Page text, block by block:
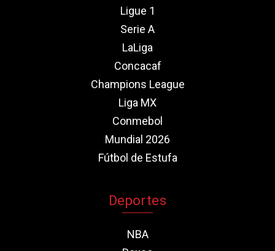
Ligue 1
Serie A
LaLiga
Concacaf
Champions League
Liga MX
Conmebol
Mundial 2026
Fútbol de Estufa
Deportes
NBA